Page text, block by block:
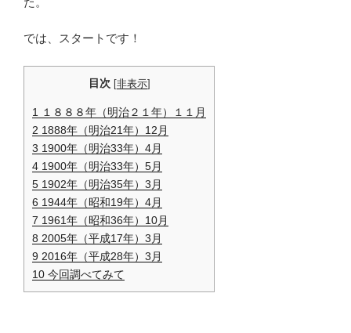
では、スタートです！
目次 [非表示]
1
１８８８年（明治２１年）１１月
2 1888年（明治21年）12月
3 1900年（明治33年）4月
4 1900年（明治33年）5月
5 1902年（明治35年）3月
6 1944年（昭和19年）4月
7 1961年（昭和36年）10月
8 2005年（平成17年）3月
9 2016年（平成28年）3月
10 今回調べてみて